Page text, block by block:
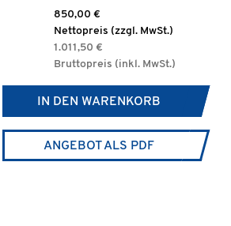
850,00 €
Nettopreis (zzgl. MwSt.)
1.011,50 €
Bruttopreis (inkl. MwSt.)
IN DEN WARENKORB
ANGEBOT ALS PDF